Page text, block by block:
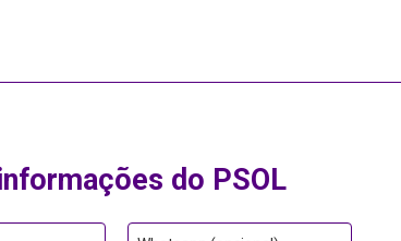
do PSOL